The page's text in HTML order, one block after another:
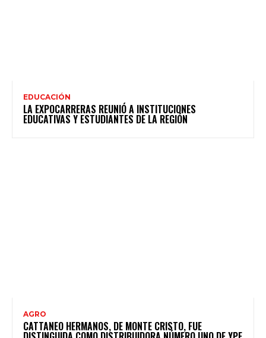
EDUCACIÓN
LA EXPOCARRERAS REUNIÓ A INSTITUCIONES
EDUCATIVAS Y ESTUDIANTES DE LA REGIÓN
AGRO
CATTANEO HERMANOS, DE MONTE CRISTO, FUE